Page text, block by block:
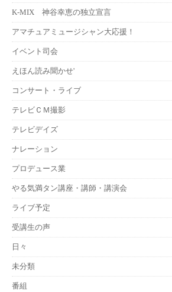
K-MIX 神谷幸恵の独立宣言
アマチュアミュージシャン大応援！
イベント司会
えほん読み聞かせ'
コンサート・ライブ
テレビＣＭ撮影
テレビデイズ
ナレーション
プロデュース業
やる気満タン講座・講師・講演会
ライブ予定
受講生の声
日々
未分類
番組